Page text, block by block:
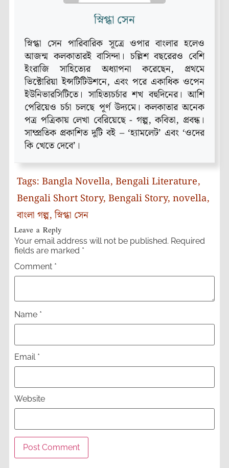
স্নিগ্ধা সেন
স্নিগ্ধা সেন পারিবারিক সূত্রে ওপার বাংলার হলেও
আজন্ম কলকাতারই বাসিন্দা। চল্লিশ বছরেরও বেশি
ইংরাজি সাহিত্যের অধ্যাপনা করেছেন, প্রথমে
ভিক্টোরিয়া ইন্সটিটিউশনে, এবং পরে একাধিক ওপেন
ইউনিভারসিটিতে। সাহিত্যচর্চার শখ বহুদিনের। আশি
পেরিয়েও চর্চা চলছে পূর্ণ উদ্যমে। কলকাতার অনেক
পত্র পত্রিকায় লেখা বেরিয়েছে - গল্প, কবিতা, প্রবন্ধ।
সাম্প্রতিক প্রকাশিত দুটি বই – ‘হ্যামলেট’ এবং ‘ওদের
কি খেতে দেবে’।
Tags: Bangla Novella, Bengali Literature,
Bengali Short Story, Bengali Story, novella,
বাংলা গল্প,স্নিগ্ধা সেন
Leave a Reply
Your email address will not be published. Required
fields are marked *
Comment *
Name *
Email *
Website